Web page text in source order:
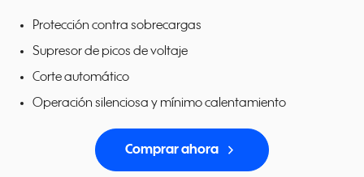
Protección contra sobrecargas
Supresor de picos de voltaje
Corte automático
Operación silenciosa y mínimo calentamiento
Comprar ahora navigate_next